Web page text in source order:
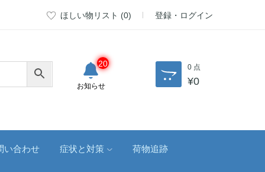
ほしい物リスト (0) 登録・ログイン
お知らせ
20 0 点
¥0
い合わせ 症状と対策 荷物追跡